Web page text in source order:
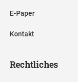
E-Paper
Kontakt
Rechtliches